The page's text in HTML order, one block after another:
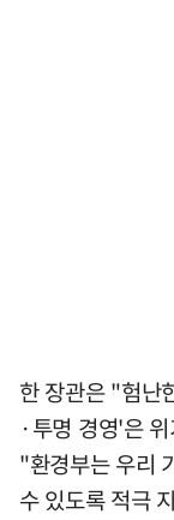
한 장관은 "험난
·투명 경영'은
"환경부는 우리
수 있도록 적극